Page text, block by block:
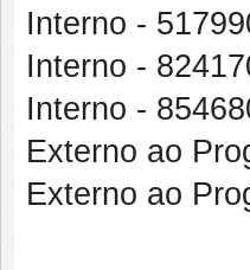
Interno -
Interno -
Interno -
Externo ao
Externo ao